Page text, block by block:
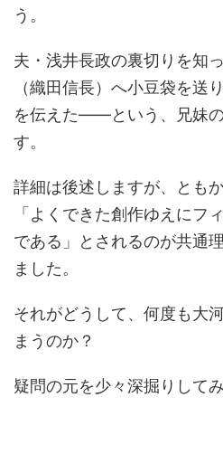
う。
夫・浅井長政の裏切りを知
（織田信長）へ小豆袋を送
を伝えた――という、兄妹
す。
詳細は後述しますが、とも
「よくできた創作ゆえにフ
である」とされるのが共通
ました。
それがどうして、何度も大
まうのか？
疑問の元を少々深掘りして